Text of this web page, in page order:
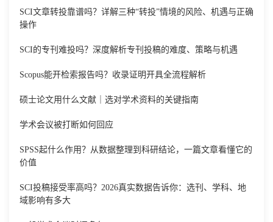
SCI文章转投靠谱吗？详解三种“转投”情境的风险、机遇与正确
操作
SCI的专刊难投吗？深度解析专刊投稿的难度、策略与机遇
Scopus能开检索报告吗？收录证明开具全流程解析
硕士论文用什么文献｜选对学术资料的关键指南
学术会议被打断如何回应
SPSS起什么作用？从数据整理到科研结论，一篇文章看懂它的
价值
SCI投稿接受率高吗？2026真实数据告诉你：选刊、学科、地
域影响有多大